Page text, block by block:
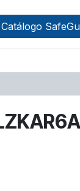
Catálogo